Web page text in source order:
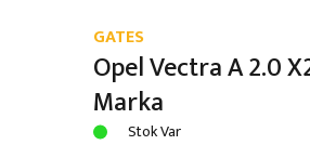
GATES
Opel Vectra A 2.0
Marka
Stok Var